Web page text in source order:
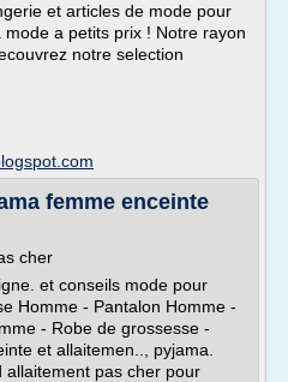
et articles de mode pour
a petits prix ! Notre rayon
notre selection
femme enceinte
cher
et conseils mode pour
Homme - Pantalon Homme -
- Robe de grossesse -
et allaitemen.., pyjama.
allaitement pas cher pour